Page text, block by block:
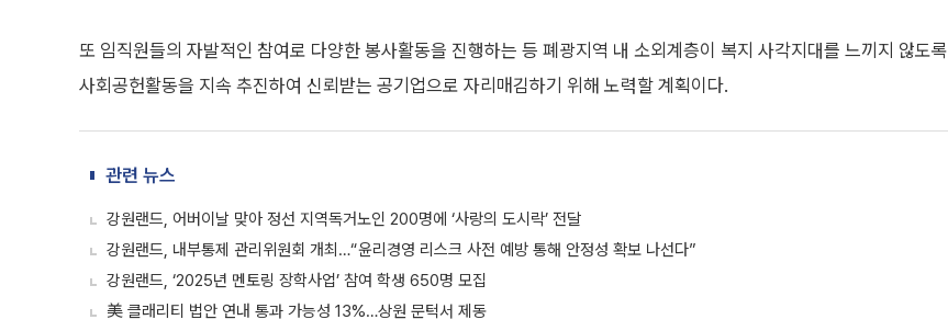
또 임직원들의 자발적인 참여로 다양한 봉사활동을 진행하는 등 폐광지역 내 소외계층이 복지 사각지대를 느끼지 않도록
사회공헌활동을 지속 추진하여 신뢰받는 공기업으로 자리매김하기 위해 노력할 계획이다.
관련 뉴스
강원랜드, 어버이날 맞아 정선 지역독거노인 200명에 ‘사랑의 도시락’ 전달
강원랜드, 내부통제 관리위원회 개최…“윤리경영 리스크 사전 예방 통해 안정성 확보 나선다”
강원랜드, ‘2025년 멘토링 장학사업’ 참여 학생 650명 모집
美 클래리티 법안 연내 통과 가능성 13%…상원 문턱서 제동